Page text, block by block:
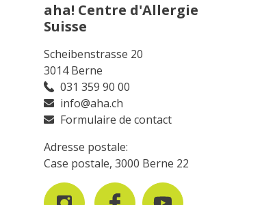
aha! Centre d'Allergie
Suisse
Scheibenstrasse 20
3014 Berne
031 359 90 00
info@aha.ch
Formulaire de contact
Adresse postale:
Case postale, 3000 Berne 22